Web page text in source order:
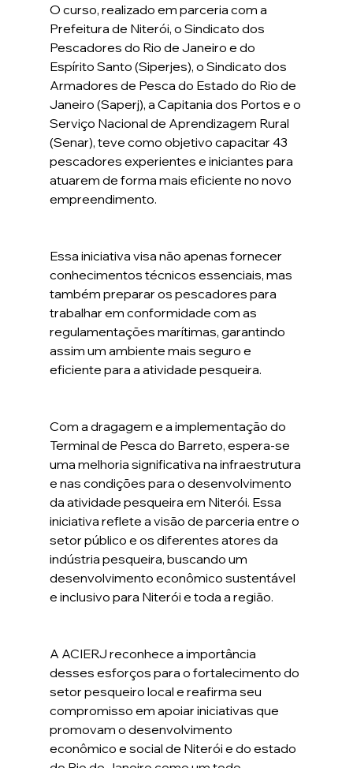
O curso, realizado em parceria com a
Prefeitura de Niterói, o Sindicato dos
Pescadores do Rio de Janeiro e do
Espírito Santo (Siperjes), o Sindicato dos
Armadores de Pesca do Estado do Rio de
Janeiro (Saperj), a Capitania dos Portos e o
Serviço Nacional de Aprendizagem Rural
(Senar), teve como objetivo capacitar 43
pescadores experientes e iniciantes para
atuarem de forma mais eficiente no novo
empreendimento.
Essa iniciativa visa não apenas fornecer
conhecimentos técnicos essenciais, mas
também preparar os pescadores para
trabalhar em conformidade com as
regulamentações marítimas, garantindo
assim um ambiente mais seguro e
eficiente para a atividade pesqueira.
Com a dragagem e a implementação do
Terminal de Pesca do Barreto, espera-se
uma melhoria significativa na infraestrutura
e nas condições para o desenvolvimento
da atividade pesqueira em Niterói. Essa
iniciativa reflete a visão de parceria entre o
setor público e os diferentes atores da
indústria pesqueira, buscando um
desenvolvimento econômico sustentável
e inclusivo para Niterói e toda a região.
A ACIERJ reconhece a importância
desses esforços para o fortalecimento do
setor pesqueiro local e reafirma seu
compromisso em apoiar iniciativas que
promovam o desenvolvimento
econômico e social de Niterói e do estado